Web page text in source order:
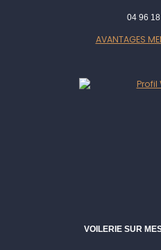
04 96
AVANTAGES
VOILERIE SUR